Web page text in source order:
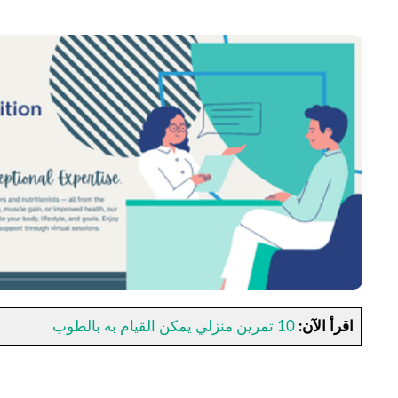
اقرأ الآن: 10 تمرين منزلي يمكن القيام به بالطوب